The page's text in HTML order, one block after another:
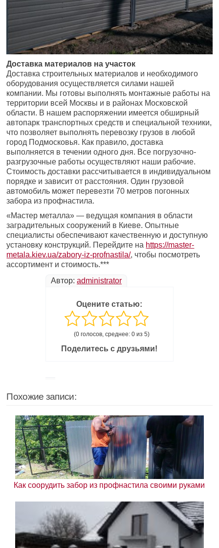
Доставка материалов на участок
Доставка строительных материалов и необходимого
оборудования осуществляется силами нашей
компании. Мы готовы выполнять монтажные работы на
территории всей Москвы и в районах Московской
области. В нашем распоряжении имеется обширный
автопарк транспортных средств и специальной техники,
что позволяет выполнять перевозку грузов в любой
город Подмосковья. Как правило, доставка
выполняется в течении одного дня. Все погрузочно-
разгрузочные работы осуществляют наши рабочие.
Стоимость доставки рассчитывается в индивидуальном
порядке и зависит от расстояния. Один грузовой
автомобиль может перевезти 70 метров погонных
забора из профнастила.
«Мастер металла» — ведущая компания в области
заградительных сооружений в Киеве. Опытные
специалисты обеспечивают качественную и доступную
установку конструкций. Перейдите на https://master-
metala.kiev.ua/zabory-iz-profnastila/, чтобы посмотреть
ассортимент и стоимость.***
Автор: administrator
Оцените статью:
(0 голосов, среднее: 0 из 5)
Поделитесь с друзьями!
Похожие записи:
Как соорудить забор из профнастила своими руками